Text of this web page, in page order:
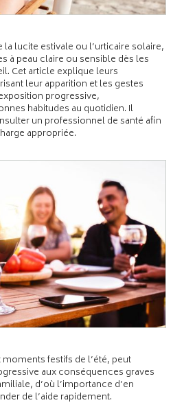
lucite estivale ou l’urticaire solaire,
à peau claire ou sensible dès les
Cet article explique leurs
leur apparition et les gestes
progressive,
habitudes au quotidien. Il
un professionnel de santé afin
appropriée.
festifs de l’été, peut
aux conséquences graves
d’où l’importance d’en
de l’aide rapidement.